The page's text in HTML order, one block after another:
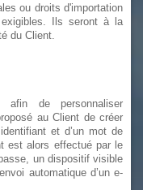
ou droits d'importation
Ils seront à la
du Client.
de personnaliser
au Client de créer
et d’un mot de
est alors effectué par le
un dispositif visible
automatique d’un e-